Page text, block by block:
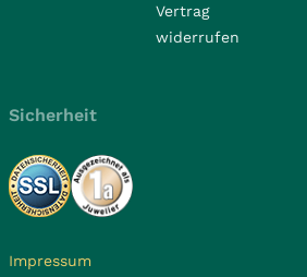
Vertrag
widerrufen
Sicherheit
Impressum